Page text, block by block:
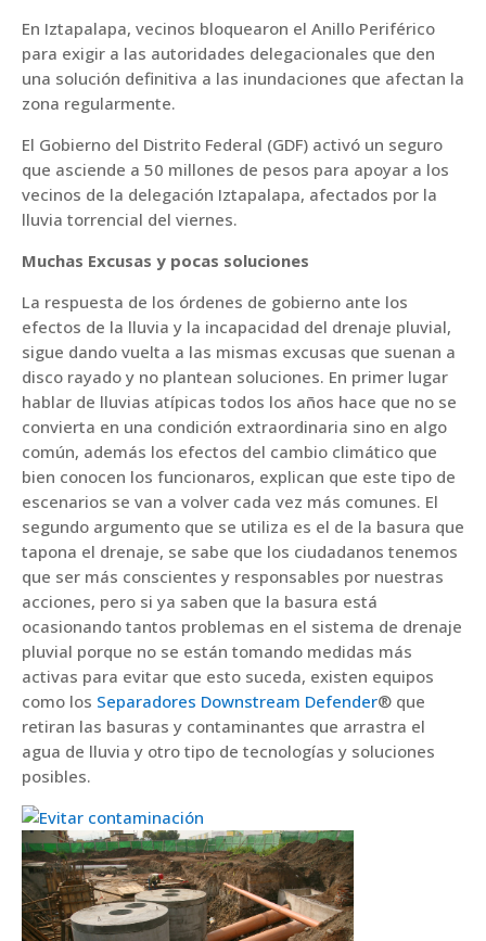
En Iztapalapa, vecinos bloquearon el Anillo Periférico
para exigir a las autoridades delegacionales que den
una solución definitiva a las inundaciones que afectan la
zona regularmente.
El Gobierno del Distrito Federal (GDF) activó un seguro
que asciende a 50 millones de pesos para apoyar a los
vecinos de la delegación Iztapalapa, afectados por la
lluvia torrencial del viernes.
Muchas Excusas y pocas soluciones
La respuesta de los órdenes de gobierno ante los
efectos de la lluvia y la incapacidad del drenaje pluvial,
sigue dando vuelta a las mismas excusas que suenan a
disco rayado y no plantean soluciones. En primer lugar
hablar de lluvias atípicas todos los años hace que no se
convierta en una condición extraordinaria sino en algo
común, además los efectos del cambio climático que
bien conocen los funcionaros, explican que este tipo de
escenarios se van a volver cada vez más comunes. El
segundo argumento que se utiliza es el de la basura que
tapona el drenaje, se sabe que los ciudadanos tenemos
que ser más conscientes y responsables por nuestras
acciones, pero si ya saben que la basura está
ocasionando tantos problemas en el sistema de drenaje
pluvial porque no se están tomando medidas más
activas para evitar que esto suceda, existen equipos
como los Separadores Downstream Defender® que
retiran las basuras y contaminantes que arrastra el
agua de lluvia y otro tipo de tecnologías y soluciones
posibles.